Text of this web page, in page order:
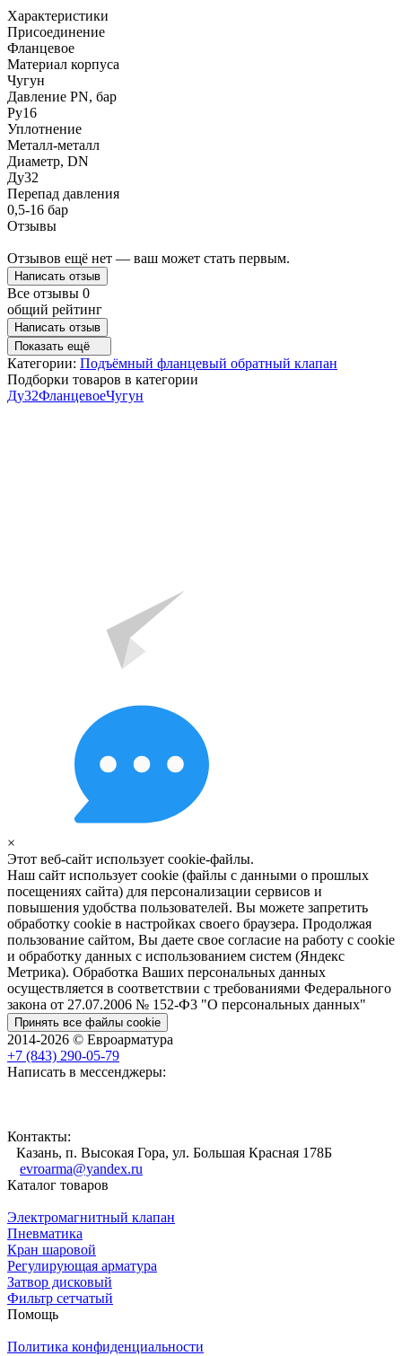
Характеристики
Присоединение
Фланцевое
Материал корпуса
Чугун
Давление PN, бар
Ру16
Уплотнение
Металл-металл
Диаметр, DN
Ду32
Перепад давления
0,5-16 бар
Отзывы
Отзывов ещё нет — ваш может стать первым.
Написать отзыв
Все отзывы 0
общий рейтинг
Написать отзыв
Показать ещё
Категории: Подъёмный фланцевый обратный клапан
Подборки товаров в категории
Ду32ФланцевоеЧугун
×
Этот веб-сайт использует cookie-файлы.
Наш сайт использует cookie (файлы с данными о прошлых
посещениях сайта) для персонализации сервисов и
повышения удобства пользователей. Вы можете запретить
обработку cookie в настройках своего браузера. Продолжая
пользование сайтом, Вы даете свое согласие на работу с cookie
и обработку данных с использованием систем (Яндекс
Метрика). Обработка Ваших персональных данных
осуществляется в соответствии с требованиями Федерального
закона от 27.07.2006 № 152-Ф3 "О персональных данных"
Принять все файлы cookie
2014-2026 © Евроарматура
+7 (843) 290-05-79
Написать в мессенджеры:
Контакты:
Казань, п. Высокая Гора, ул. Большая Красная 178Б
evroarma@yandex.ru
Каталог товаров
Электромагнитный клапан
Пневматика
Кран шаровой
Регулирующая арматура
Затвор дисковый
Фильтр сетчатый
Помощь
Политика конфиденциальности